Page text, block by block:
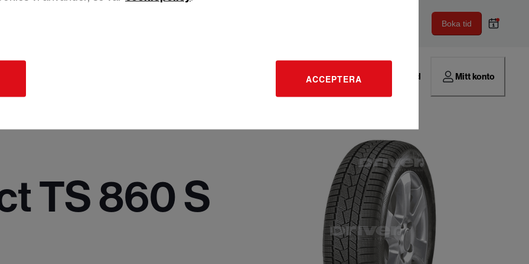
ACCEPTERA
Boka tid
Hitta verkstad Mitt konto
TS 860 S